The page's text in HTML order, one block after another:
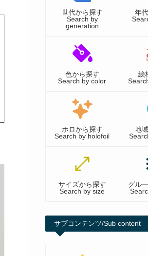
世代から探す
Search by
generation
年
色から探す
Search by color
絵
ホロから探す
Search by holofoil
地
サイズから探す
Search by size
グル
サブコンテンツ/Sub content